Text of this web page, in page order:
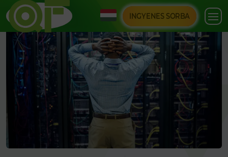
INGYENES SORBA